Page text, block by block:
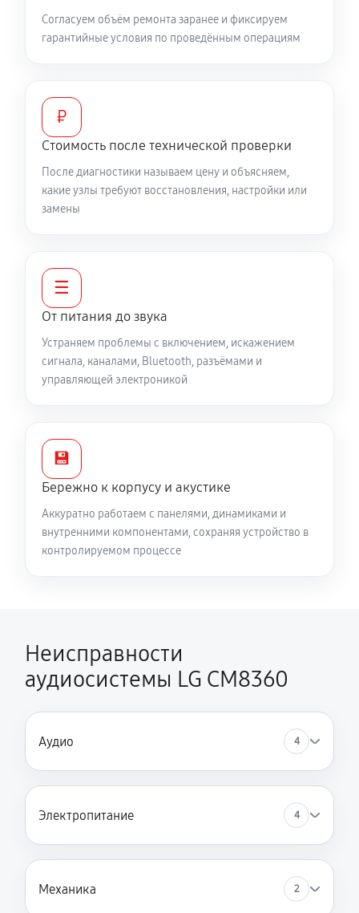
Согласуем объём ремонта заранее и фиксируем
гарантийные условия по проведённым операциям
₽
Стоимость после технической проверки
После диагностики называем цену и объясняем,
какие узлы требуют восстановления, настройки или
замены
☰
От питания до звука
Устраняем проблемы с включением, искажением
сигнала, каналами, Bluetooth, разъёмами и
управляющей электроникой
💾
Бережно к корпусу и акустике
Аккуратно работаем с панелями, динамиками и
внутренними компонентами, сохраняя устройство в
контролируемом процессе
Неисправности
аудиосистемы LG CM8360
Аудио 4
Электропитание 4
Механика 2